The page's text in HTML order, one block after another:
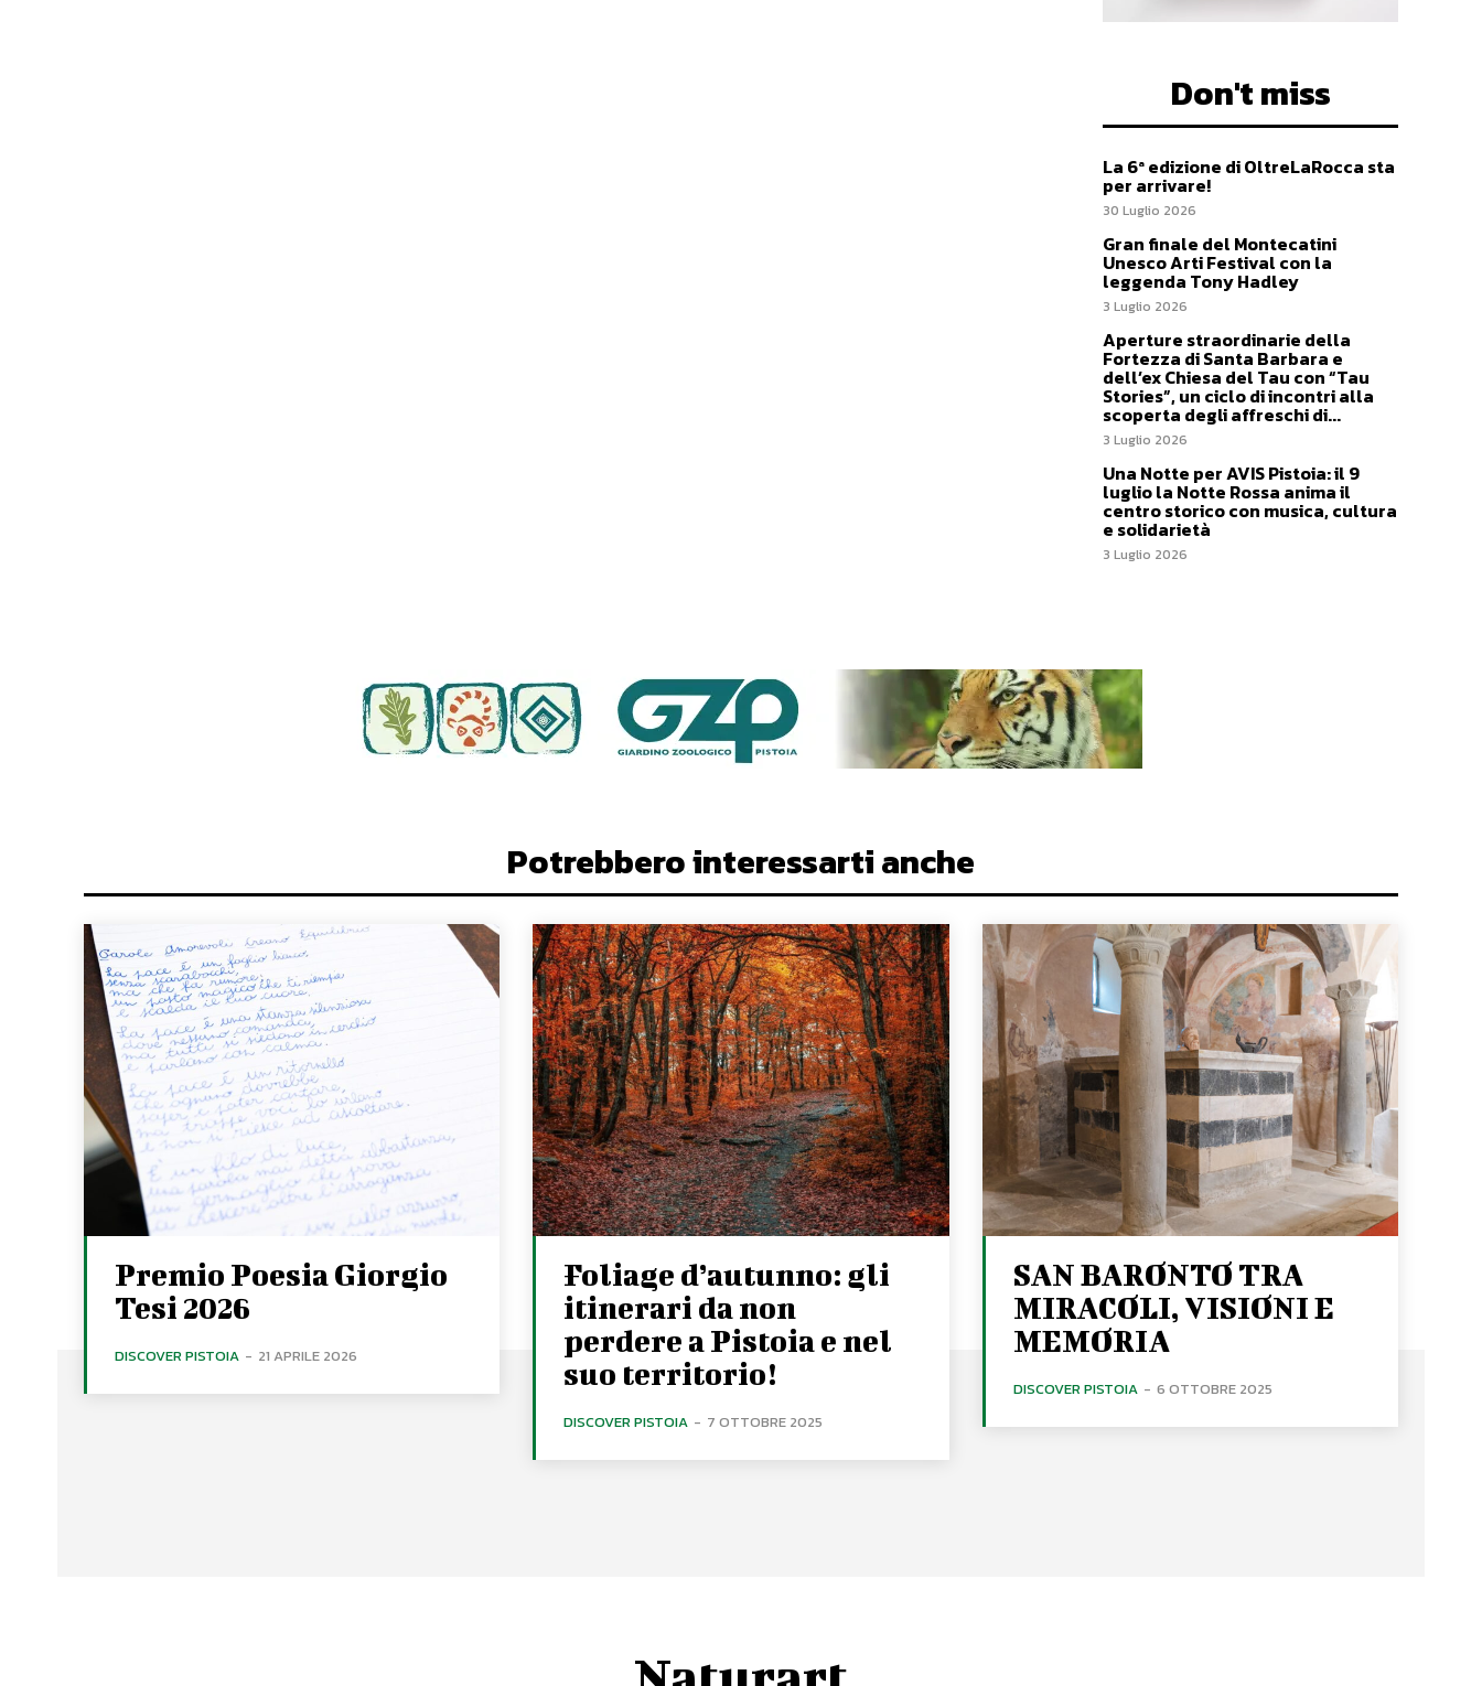
Don't miss
La 6ª edizione di OltreLaRocca sta
per arrivare!
30 Luglio 2026
Gran finale del Montecatini
Unesco Arti Festival con la
leggenda Tony Hadley
3 Luglio 2026
Aperture straordinarie della
Fortezza di Santa Barbara e
dell’ex Chiesa del Tau con “Tau
Stories”, un ciclo di incontri alla
scoperta degli affreschi di...
3 Luglio 2026
Una Notte per AVIS Pistoia: il 9
luglio la Notte Rossa anima il
centro storico con musica, cultura
e solidarietà
3 Luglio 2026
Potrebbero interessarti anche
Premio Poesia Giorgio
Tesi 2026
DISCOVER PISTOIA - 21 APRILE 2026
Foliage d’autunno: gli
itinerari da non
perdere a Pistoia e nel
suo territorio!
DISCOVER PISTOIA - 7 OTTOBRE 2025
SAN BARONTO TRA
MIRACOLI, VISIONI E
MEMORIA
DISCOVER PISTOIA - 6 OTTOBRE 2025